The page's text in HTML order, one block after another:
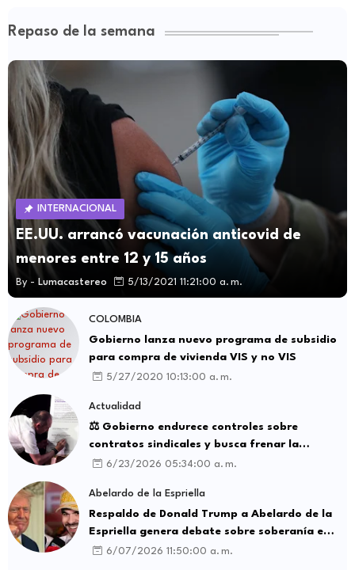
Repaso de la semana
INTERNACIONAL
EE.UU. arrancó vacunación anticovid de
menores entre 12 y 15 años
By - Lumacastereo 5/13/2021 11:21:00 a. m.
COLOMBIA
Gobierno lanza nuevo programa de subsidio
para compra de vivienda VIS y no VIS
5/27/2020 10:13:00 a. m.
Actualidad
⚖️ Gobierno endurece controles sobre
contratos sindicales y busca frenar la
intermediación laboral ilegal
6/23/2026 05:34:00 a. m.
Abelardo de la Espriella
Respaldo de Donald Trump a Abelardo de la
Espriella genera debate sobre soberanía e
influencia internacional
6/07/2026 11:50:00 a. m.